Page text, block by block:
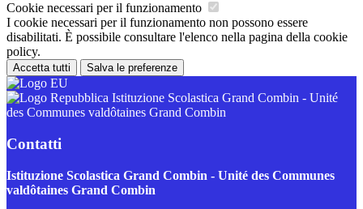
Cookie necessari per il funzionamento
I cookie necessari per il funzionamento non possono essere
disabilitati. È possibile consultare l'elenco nella pagina della cookie
policy.
Accetta tutti Salva le preferenze
Istituzione Scolastica Grand Combin - Unité
des Communes valdôtaines Grand Combin
Contatti
Istituzione Scolastica Grand Combin - Unité des Communes
valdôtaines Grand Combin